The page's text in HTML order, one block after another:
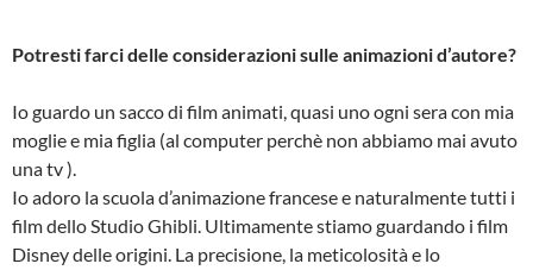
Potresti farci delle considerazioni sulle animazioni d’autore?
Io guardo un sacco di film animati, quasi uno ogni sera con mia
moglie e mia figlia (al computer perchè non abbiamo mai avuto
una tv ).
Io adoro la scuola d’animazione francese e naturalmente tutti i
film dello Studio Ghibli. Ultimamente stiamo guardando i film
Disney delle origini. La precisione, la meticolosità e lo